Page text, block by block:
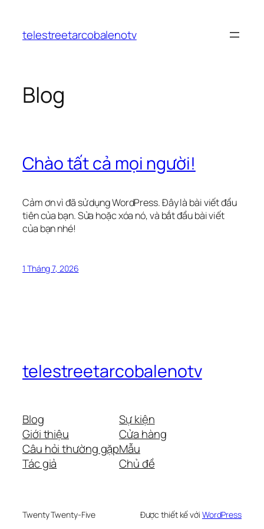
phầntelestreetarcobalenotv
Blog
Chào tất cả mọi người!
Cảm ơn vì đã sử dụng WordPress. Đây là bài viết đầu
tiên của bạn. Sửa hoặc xóa nó, và bắt đầu bài viết
của bạn nhé!
1 Tháng 7, 2026
telestreetarcobalenotv
Blog
Giới thiệu
Câu hỏi thường gặp
Tác giả
Sự kiện
Cửa hàng
Mẫu
Chủ đề
Twenty Twenty-Five Được thiết kế với WordPress